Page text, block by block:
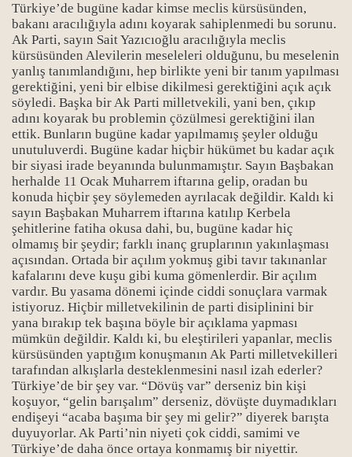
Türkiye’de bugüne kadar kimse meclis kürsüsünden,
bakanı aracılığıyla adını koyarak sahiplenmedi bu sorunu.
Ak Parti, sayın Sait Yazıcıoğlu aracılığıyla meclis
kürsüsünden Alevilerin meseleleri olduğunu, bu meselenin
yanlış tanımlandığını, hep birlikte yeni bir tanım yapılması
gerektiğini, yeni bir elbise dikilmesi gerektiğini açık açık
söyledi. Başka bir Ak Parti milletvekili, yani ben, çıkıp
adını koyarak bu problemin çözülmesi gerektiğini ilan
ettik. Bunların bugüne kadar yapılmamış şeyler olduğu
unutuluverdi. Bugüne kadar hiçbir hükümet bu kadar açık
bir siyasi irade beyanında bulunmamıştır. Sayın Başbakan
herhalde 11 Ocak Muharrem iftarına gelip, oradan bu
konuda hiçbir şey söylemeden ayrılacak değildir. Kaldı ki
sayın Başbakan Muharrem iftarına katılıp Kerbela
şehitlerine fatiha okusa dahi, bu, bugüne kadar hiç
olmamış bir şeydir; farklı inanç gruplarının yakınlaşması
açısından. Ortada bir açılım yokmuş gibi tavır takınanlar
kafalarını deve kuşu gibi kuma gömenlerdir. Bir açılım
vardır. Bu yasama dönemi içinde ciddi sonuçlara varmak
istiyoruz. Hiçbir milletvekilinin de parti disiplinini bir
yana bırakıp tek başına böyle bir açıklama yapması
mümkün değildir. Kaldı ki, bu eleştirileri yapanlar, meclis
kürsüsünden yaptığım konuşmanın Ak Parti milletvekilleri
tarafından alkışlarla desteklenmesini nasıl izah ederler?
Türkiye’de bir şey var. “Dövüş var” derseniz bin kişi
koşuyor, “gelin barışalım” derseniz, dövüşte duymadıkları
endişeyi “acaba başıma bir şey mi gelir?” diyerek barışta
duyuyorlar. Ak Parti’nin niyeti çok ciddi, samimi ve
Türkiye’de daha önce ortaya konmamış bir niyettir.